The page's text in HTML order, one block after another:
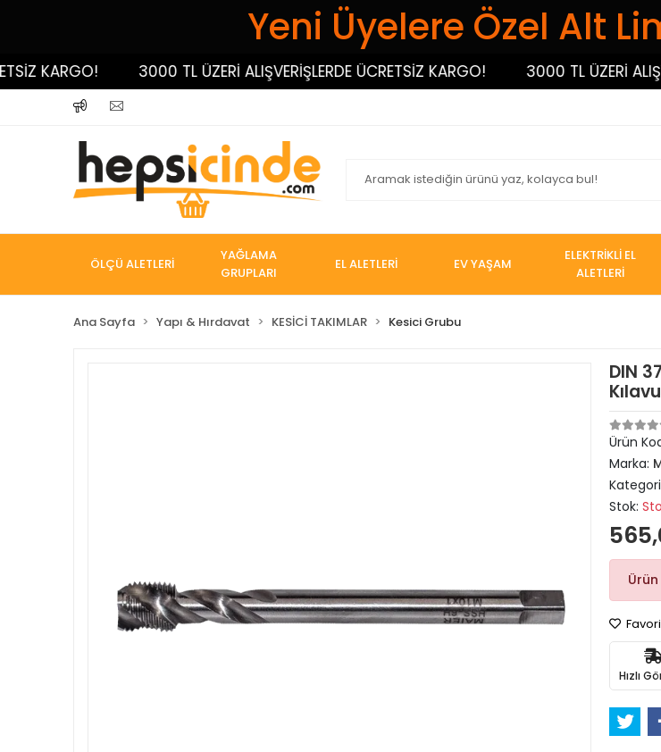
Yeni Üyelere Özel Alt
KARGO! 3000 TL ÜZERİ ALIŞVERİŞLERDE ÜCRETSİZ KARGO! 3000 TL ÜZERİ
ÖLÇÜ ALETLERİ
YAĞLAMA
GRUPLARI
EL ALETLERİ EV YAŞAM
ELEKTRİKLİ EL
ALETLERİ
Ana Sayfa Yapı & Hırdavat KESİCİ TAKIMLAR Kesici Grubu
DIN
Ürün
Marka:
Stok:
Hızlı